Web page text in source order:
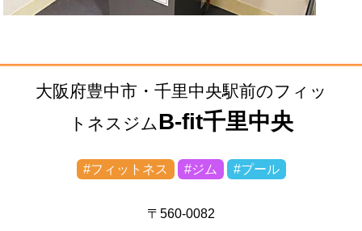
大阪府豊中市・千里中央駅前のフィッ
トネスジムB-fit千里中央
#フィットネス #ジム #プール
〒560-0082